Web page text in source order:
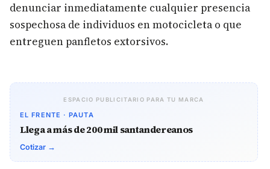
denunciar inmediatamente cualquier presencia
sospechosa de individuos en motocicleta o que
entreguen panfletos extorsivos.
ESPACIO PUBLICITARIO PARA TU MARCA
EL FRENTE · PAUTA
Llega a más de 200 mil santandereanos
Cotizar →